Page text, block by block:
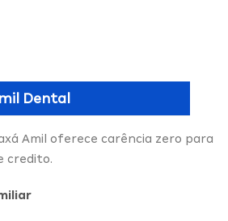
Dental
Amil oferece carência zero para
credito.